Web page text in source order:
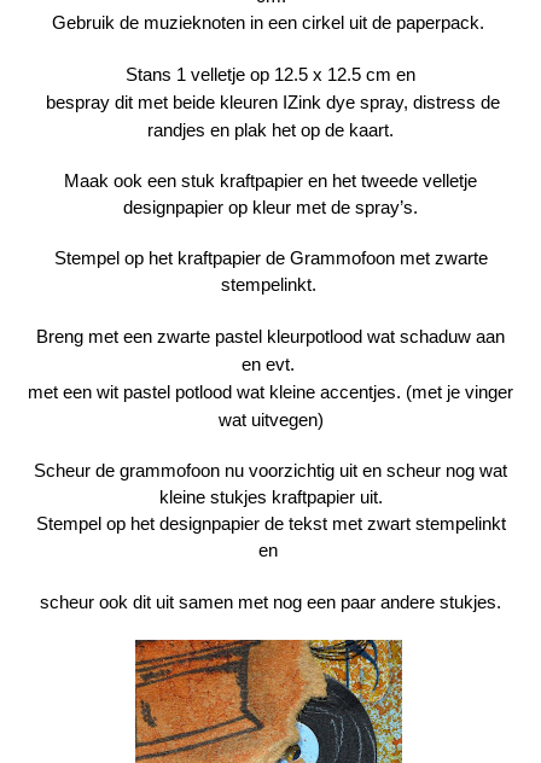
Gebruik de muzieknoten in een cirkel uit de paperpack.
Stans 1 velletje op 12.5 x 12.5 cm en
bespray dit met beide kleuren IZink dye spray, distress de
randjes en plak het op de kaart.
Maak ook een stuk kraftpapier en het tweede velletje
designpapier op kleur met de spray’s.
Stempel op het kraftpapier de Grammofoon met zwarte
stempelinkt.
Breng met een zwarte pastel kleurpotlood wat schaduw aan
en evt.
met een wit pastel potlood wat kleine accentjes. (met je vinger
wat uitvegen)
Scheur de grammofoon nu voorzichtig uit en scheur nog wat
kleine stukjes kraftpapier uit.
Stempel op het designpapier de tekst met zwart stempelinkt
en
scheur ook dit uit samen met nog een paar andere stukjes.